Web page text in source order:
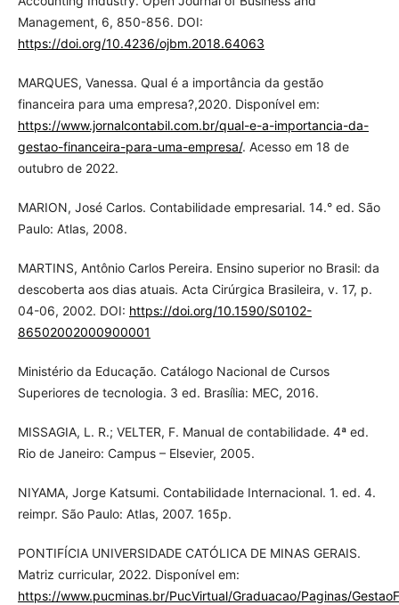
Management, 6, 850-856. DOI:
https://doi.org/10.4236/ojbm.2018.64063
MARQUES, Vanessa. Qual é a importância da gestão
financeira para uma empresa?,2020. Disponível em:
https://www.jornalcontabil.com.br/qual-e-a-importancia-da-
gestao-financeira-para-uma-empresa/. Acesso em 18 de
outubro de 2022.
MARION, José Carlos. Contabilidade empresarial. 14.° ed. São
Paulo: Atlas, 2008.
MARTINS, Antônio Carlos Pereira. Ensino superior no Brasil: da
descoberta aos dias atuais. Acta Cirúrgica Brasileira, v. 17, p.
04-06, 2002. DOI: https://doi.org/10.1590/S0102-
86502002000900001
Ministério da Educação. Catálogo Nacional de Cursos
Superiores de tecnologia. 3 ed. Brasília: MEC, 2016.
MISSAGIA, L. R.; VELTER, F. Manual de contabilidade. 4ª ed.
Rio de Janeiro: Campus – Elsevier, 2005.
NIYAMA, Jorge Katsumi. Contabilidade Internacional. 1. ed. 4.
reimpr. São Paulo: Atlas, 2007. 165p.
PONTIFÍCIA UNIVERSIDADE CATÓLICA DE MINAS GERAIS.
Matriz curricular, 2022. Disponível em:
https://www.pucminas.br/PucVirtual/Graduacao/Paginas/